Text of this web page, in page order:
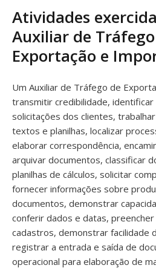
Atividades
Auxiliar de
Exportação e
Um Auxiliar de Tráfego de
transmitir credibilidade, identificar
solicitações dos clientes,
textos e planilhas, localizar
elaborar correspondência,
arquivar documentos, classificar
planilhas de cálculos, solicitar
fornecer informações sobre
documentos, demonstrar
conferir dados e datas,
cadastros, demonstrar facilidade
registrar a entrada e saída de
operacional para elaboração de